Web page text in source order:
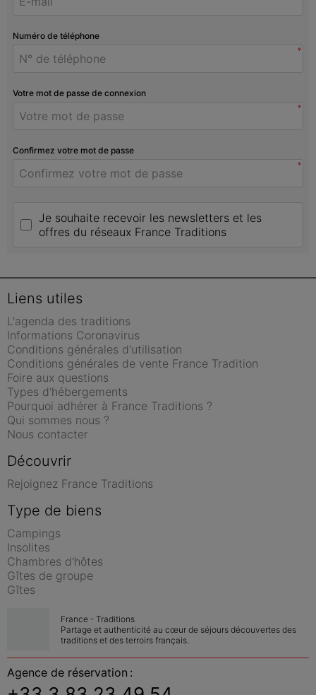
Numéro de téléphone
*
Votre mot de passe de connexion
*
Confirmez votre mot de passe
*
Je souhaite recevoir les newsletters et les
offres du réseaux France Traditions
Liens utiles
L'agenda des traditions
Informations Coronavirus
Conditions générales d'utilisation
Conditions générales de vente France Tradition
Foire aux questions
Types d'hébergements
Pourquoi adhérer à France Traditions ?
Qui sommes nous ?
Nous contacter
Découvrir
Rejoignez France Traditions
Type de biens
Campings
Insolites
Chambres d'hôtes
Gîtes de groupe
Gîtes
France - Traditions
Partage et authenticité au cœur de séjours découvertes des
traditions et des terroirs français.
Agence de réservation :